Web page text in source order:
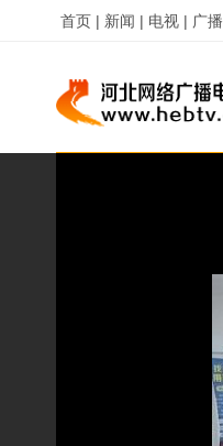
首页 | 新闻 | 电视 | 广